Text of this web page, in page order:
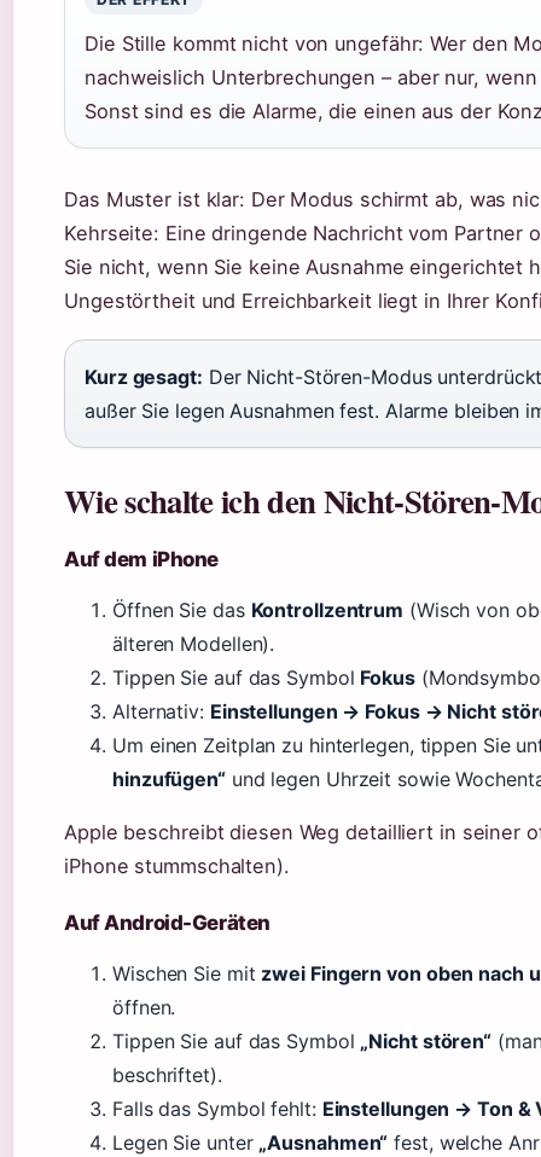
Die Stille kommt nicht von ungefähr: Wer den
nachweislich Unterbrechungen – aber nur,
Sonst sind es die Alarme, die einen aus der
Das Muster ist klar: Der Modus schirmt ab, was
Kehrseite: Eine dringende Nachricht vom Partner
Sie nicht, wenn Sie keine Ausnahme eingerichtet
Ungestörtheit und Erreichbarkeit liegt in Ihrer
Kurz gesagt: Der Nicht-Stören-Modus
außer Sie legen Ausnahmen fest. Alarme bleiben
Wie schalte ich den Nicht-Stören-
Auf dem iPhone
Öffnen Sie das Kontrollzentrum (Wisch von
älteren Modellen).
Tippen Sie auf das Symbol Fokus
Alternativ: Einstellungen → Fokus → Nicht
Um einen Zeitplan zu hinterlegen, tippen Sie
hinzufügen“und legen Uhrzeit sowie
Apple beschreibt diesen Weg detailliert in seiner
iPhone stummschalten).
Auf Android-Geräten
Wischen Sie mit zwei Fingern von oben nach
öffnen.
Tippen Sie auf das Symbol „Nicht stören“
beschriftet).
Falls das Symbol fehlt: Einstellungen → Ton
Legen Sie unter „Ausnahmen“ fest, welche